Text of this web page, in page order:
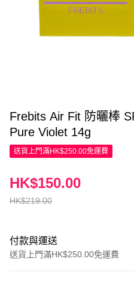
Frebits Air Fit 防曬棒
Pure Violet 14g
送貨上門滿HK$250.00免運費
HK$219.00
HK$150.00
付款與運送
送貨上門滿HK$250.00免運費